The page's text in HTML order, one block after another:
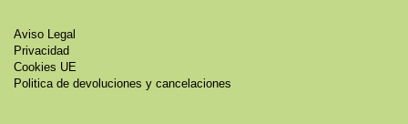
Aviso Legal
Privacidad
Cookies UE
Politica de devoluciones y cancelaciones